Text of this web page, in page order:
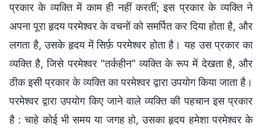
प्रकार के व्यक्ति में काम ही नहीं करतीं; इस प्रकार के व्यक्ति ने
अपना पूरा हृदय परमेश्वर के वचनों को समर्पित कर दिया होता है, और
लगता है, उसके हृदय में सिर्फ़ परमेश्वर होता है। यह उस प्रकार का
व्यक्ति है, जिसे परमेश्वर "तर्कहीन" व्यक्ति के रूप में देखता है, और
ठीक इसी प्रकार के व्यक्ति का परमेश्वर द्वारा उपयोग किया जाता है।
परमेश्वर द्वारा उपयोग किए जाने वाले व्यक्ति की पहचान इस प्रकार
है : चाहे कोई भी समय या जगह हो, उसका हृदय हमेशा परमेश्वर के